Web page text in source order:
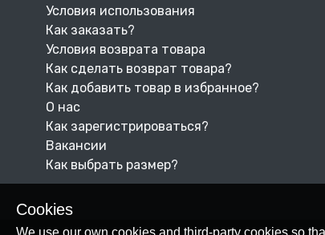
Cookies
We use our own cookies and third-party cookies so
Условия использования
Как заказать?
Условия возврата товара
Как сделать возврат товара?
Как добавить товар в избранное?
О нас
Как зарегистрироваться?
Вакансии
Как выбрать размер?